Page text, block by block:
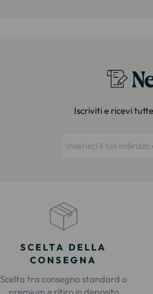
Iscriviti e ricevi
SCELTA DELLA
CONSEGNA
Scelta tra consegna standard o